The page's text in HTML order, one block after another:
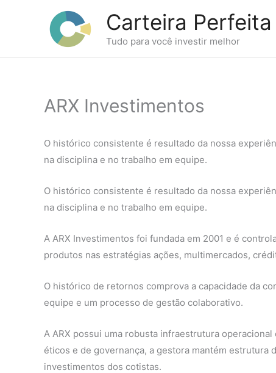
Carteira Perfeita
Tudo para você investir melhor
ARX Investimentos
O histórico consistente é resultado da nossa
na disciplina e no trabalho em equipe.
O histórico consistente é resultado da nossa
na disciplina e no trabalho em equipe.
A ARX Investimentos foi fundada em 2001 e é
produtos nas estratégias ações, multimercados,
O histórico de retornos comprova a capacidade da
equipe e um processo de gestão colaborativo.
A ARX possui uma robusta infraestrutura
éticos e de governança, a gestora mantém
investimentos dos cotistas.